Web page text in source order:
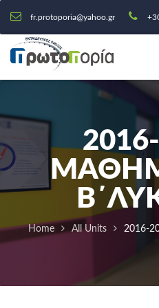
fr.protoporia@yahoo.gr
Home All Units 2016-